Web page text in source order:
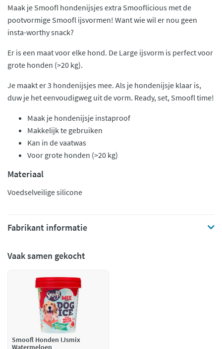
Maak je Smoofl hondenijsjes extra Smooflicious met de
pootvormige Smoofl ijsvormen! Want wie wil er nou geen
insta-worthy snack?
Er is een maat voor elke hond. De Large ijsvorm is perfect voor
grote honden (>20 kg).
Je maakt er 3 hondenijsjes mee. Als je hondenijsje klaar is,
duw je het eenvoudigweg uit de vorm. Ready, set, Smoofl time!
Maak je hondenijsje instaproof
Makkelijk te gebruiken
Kan in de vaatwas
Voor grote honden (>20 kg)
Materiaal
Voedselveilige silicone
Fabrikant informatie
Vaak samen gekocht
Smoofl Honden IJsmix
Watermeloen